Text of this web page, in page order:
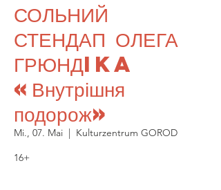
СОЛЬНИЙ
СТЕНДАП ОЛЕГА
ГРЮНДIKA
«Внутрішня
подорож»
Mi., 07. Mai
  |
Kulturzentrum GOROD
16+